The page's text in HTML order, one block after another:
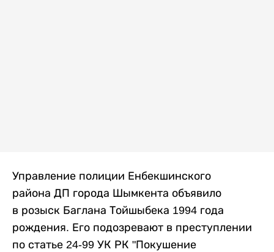
Управление полиции Енбекшинского
района ДП города Шымкента объявило
в розыск Баглана Тойшыбека 1994 года
рождения. Его подозревают в преступлении
по статье 24-99 УК РК "Покушение